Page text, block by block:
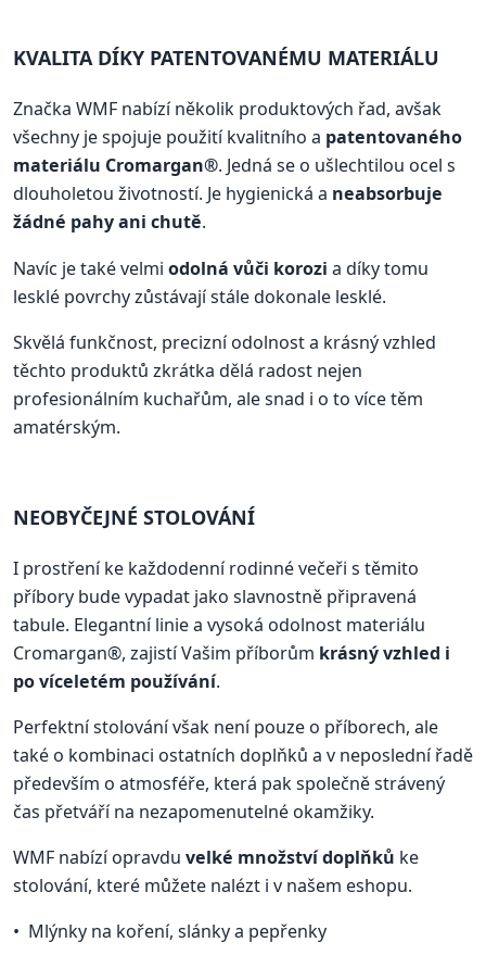
KVALITA DÍKY PATENTOVANÉMU MATERIÁLU
Značka WMF nabízí několik produktových řad, avšak
všechny je spojuje použití kvalitního a patentovaného
materiálu Cromargan®. Jedná se o ušlechtilou ocel s
dlouholetou životností. Je hygienická a neabsorbuje
žádné pahy ani chutě.
Navíc je také velmi odolná vůči korozi a díky tomu
lesklé povrchy zůstávají stále dokonale lesklé.
Skvělá funkčnost, precizní odolnost a krásný vzhled
těchto produktů zkrátka dělá radost nejen
profesionálním kuchařům, ale snad i o to více těm
amatérským.
NEOBYČEJNÉ STOLOVÁNÍ
I prostření ke každodenní rodinné večeři s těmito
příbory bude vypadat jako slavnostně připravená
tabule. Elegantní linie a vysoká odolnost materiálu
Cromargan®, zajistí Vašim příborům krásný vzhled i
po víceletém používání.
Perfektní stolování však není pouze o příborech, ale
také o kombinaci ostatních doplňků a v neposlední řadě
především o atmosféře, která pak společně strávený
čas přetváří na nezapomenutelné okamžiky.
WMF nabízí opravdu velké množství doplňků ke
stolování, které můžete nalézt i v našem eshopu.
Mlýnky na koření, slánky a pepřenky